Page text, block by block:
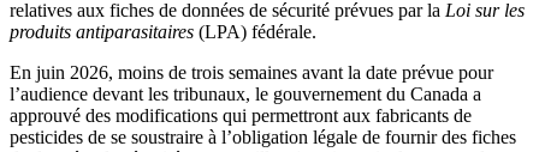
relatives aux fiches de données de sécurité prévues par la Loi sur les
produits antiparasitaires (LPA) fédérale.
En juin 2026, moins de trois semaines avant la date prévue pour
l’audience devant les tribunaux, le gouvernement du Canada a
approuvé des modifications qui permettront aux fabricants de
pesticides de se soustraire à l’obligation légale de fournir des fiches